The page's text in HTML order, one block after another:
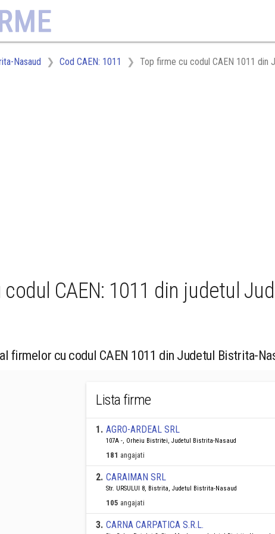
Nasaud Cod CAEN: 1011 Top firme cu codul CAEN 1011 din
CAEN: 1011 din judetul
firmelor cu codul CAEN 1011 din Judetul Bistrita-
Lista firme
1. AGRO-ARDEAL SRL
107A -, Orheiu Bistritei, Judetul Bistrita-Nasaud
181 angajati
2. CARAIMAN SRL
Str. URSULUI 8, Bistrita, Judetul Bistrita-Nasaud
105 angajati
3. CARNA CARPATICA S.R.L.